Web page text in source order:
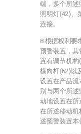
端，多个所述
照明灯(42)、
连接。
8.根据权利要
预警装置，其
置有调节机构
横向杆(62)以
设置在产品流
别与两个所
动地设置在所
在所述移动机
述预警装置本